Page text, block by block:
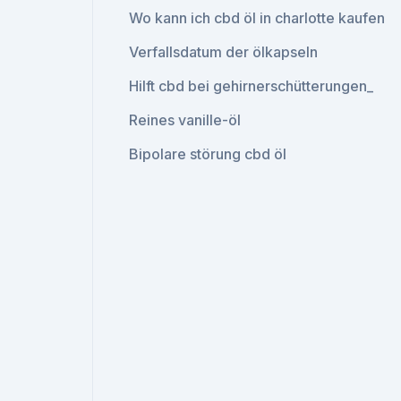
Wo kann ich cbd öl in charlotte kaufen
Verfallsdatum der ölkapseln
Hilft cbd bei gehirnerschütterungen_
Reines vanille-öl
Bipolare störung cbd öl